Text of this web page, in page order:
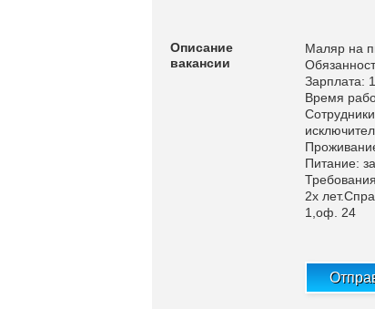
Описание
вакансии
Маляр на
Зарплата:
Время
Питание:
2х
1,оф. 24